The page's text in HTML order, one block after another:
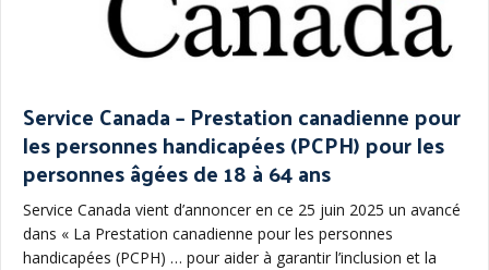
Service Canada – Prestation canadienne pour
les personnes handicapées (PCPH) pour les
personnes âgées de 18 à 64 ans
Service Canada vient d’annoncer en ce 25 juin 2025 un avancé
dans « La Prestation canadienne pour les personnes
handicapées (PCPH) … pour aider à garantir l’inclusion et la